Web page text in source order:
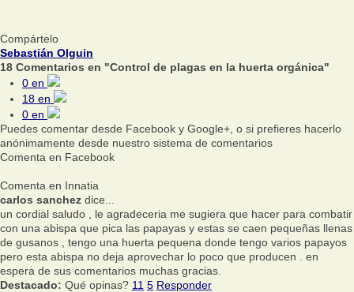
Compártelo
Sebastián Olguin
18 Comentarios en "Control de plagas en la huerta orgánica"
0 en
18 en
0 en
Puedes comentar desde Facebook y Google+, o si prefieres hacerlo
anónimamente desde nuestro sistema de comentarios
Comenta en Facebook
Comenta en Innatia
carlos sanchez dice...
un cordial saludo , le agradeceria me sugiera que hacer para combatir
con una abispa que pica las papayas y estas se caen pequeñas llenas
de gusanos , tengo una huerta pequena donde tengo varios papayos
pero esta abispa no deja aprovechar lo poco que producen . en
espera de sus comentarios muchas gracias.
Destacado: Qué opinas? 11 5 Responder